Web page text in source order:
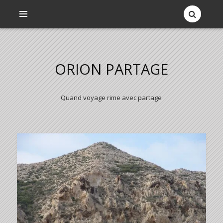
ORION PARTAGE
Quand voyage rime avec partage